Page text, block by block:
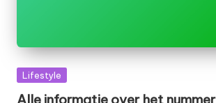
Geplaatst
Lifestyle
Alle informatie over het nummer